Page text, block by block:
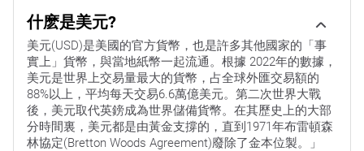
什麽是美元?
美元(USD)是美國的官方貨幣，也是許多其他國家的「事
實上」貨幣，與當地紙幣一起流通。根據 2022年的數據，
美元是世界上交易量最大的貨幣，占全球外匯交易額的
88%以上，平均每天交易6.6萬億美元。第二次世界大戰
後，美元取代英鎊成為世界儲備貨幣。在其歷史上的大部
分時間裏，美元都是由黃金支撐的，直到1971年布雷頓森
林協定(Bretton Woods Agreement)廢除了金本位製。」